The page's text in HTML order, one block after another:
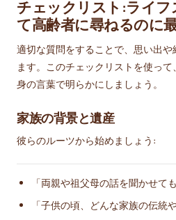
チェックリスト:ライ
て高齢者に尋ねるのに
適切な質問をすることで、思い出
ます。このチェックリストを使っ
身の言葉で明らかにしましょう。
家族の背景と遺産
彼らのルーツから始めましょう:
「両親や祖父母の話を聞かせて
「子供の頃、どんな家族の伝統